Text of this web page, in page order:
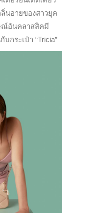
นอายของสาวยุค
ณ์อันคลาสสิคมี
กระเป๋า “Tricia”